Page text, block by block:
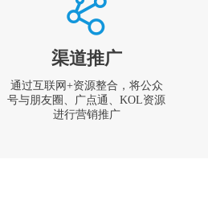
渠道推广
通过互联网+资源整合，将公众
号与朋友圈、广点通、KOL资源
进行营销推广